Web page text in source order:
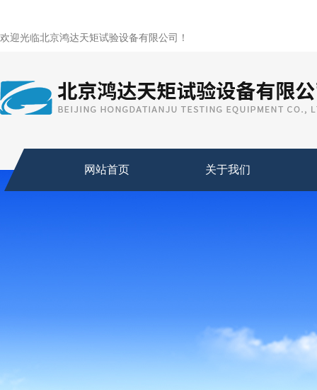
欢迎光临北京鸿达天矩试验设备有限公司！
网站首页 关于我们